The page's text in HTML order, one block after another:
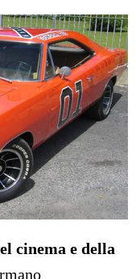
cinema e della